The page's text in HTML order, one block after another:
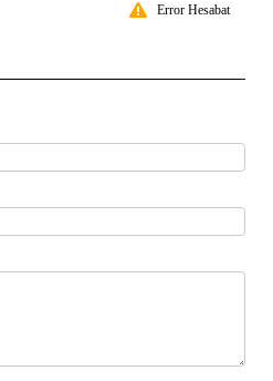
Error Hesabat